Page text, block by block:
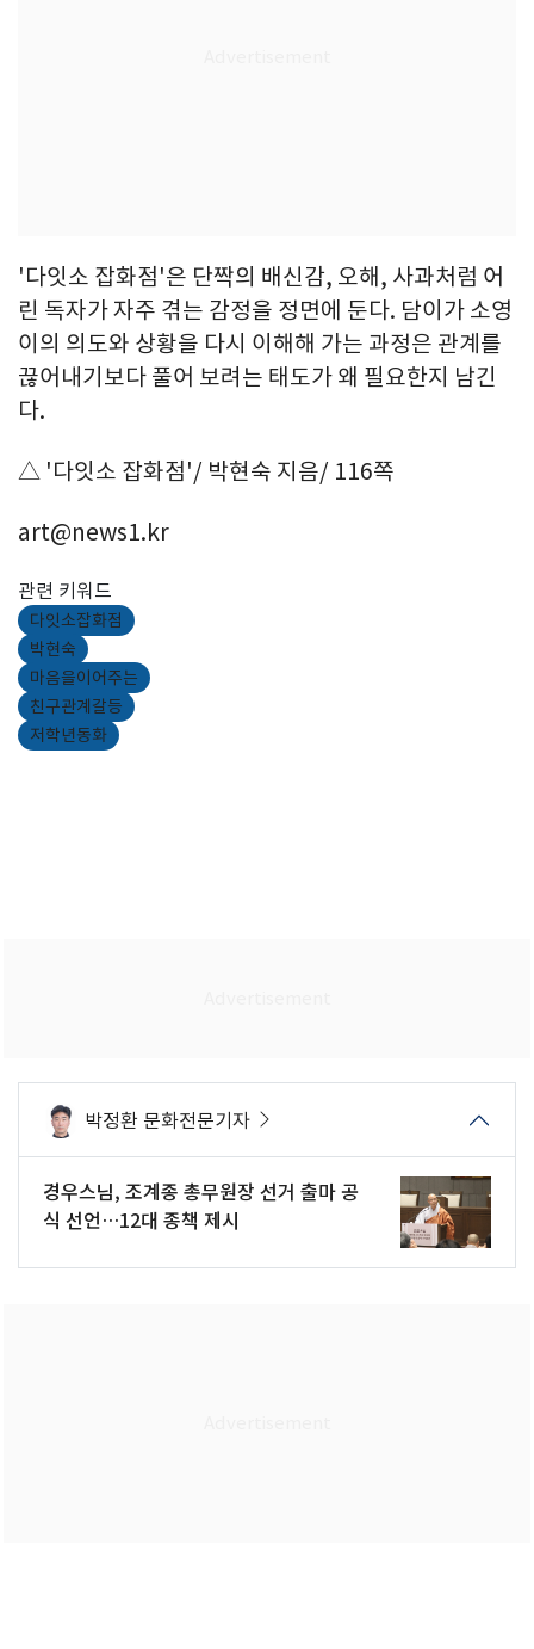
'다잇소 잡화점'은 단짝의 배신감, 오해, 사과처럼 어
린 독자가 자주 겪는 감정을 정면에 둔다. 담이가 소영
이의 의도와 상황을 다시 이해해 가는 과정은 관계를
끊어내기보다 풀어 보려는 태도가 왜 필요한지 남긴
다.
△ '다잇소 잡화점'/ 박현숙 지음/ 116쪽
art@news1.kr
관련 키워드
다잇소잡화점
박현숙
마음을이어주는
친구관계갈등
저학년동화
박정환 문화전문기자
경우스님, 조계종 총무원장 선거 출마 공
식 선언…12대 종책 제시